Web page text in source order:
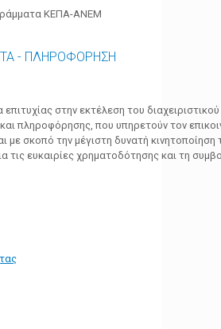
- ΠΛΗΡΟΦΟΡΗΣΗ
στην εκτέλεση του
πληροφόρησης, που υπηρετούν τον
με σκοπό την μέγιστη δυνατή
τις ευκαιρίες χρηματοδότησης και τη